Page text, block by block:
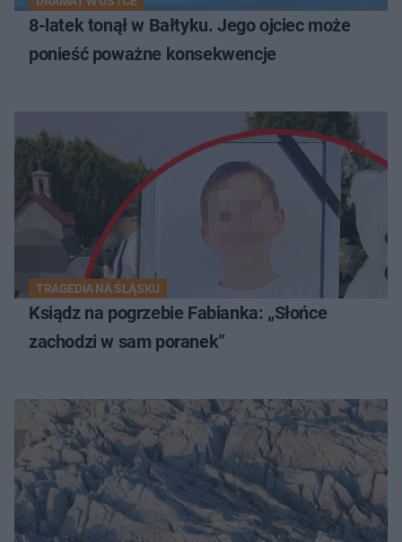
8-latek tonął w Bałtyku. Jego ojciec może
ponieść poważne konsekwencje
TRAGEDIA NA ŚLĄSKU
Ksiądz na pogrzebie Fabianka: „Słońce
zachodzi w sam poranek”